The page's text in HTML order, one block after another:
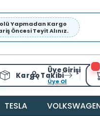
Yapmadan Kargo
Öncesi Teyit Alınız.
Kargo Takibi
Üye Girişi
Üye Ol
TESLA